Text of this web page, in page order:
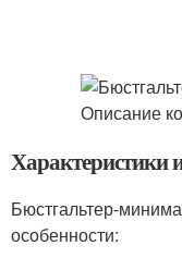
Характеристики
Бюстгальтер-
особенности: